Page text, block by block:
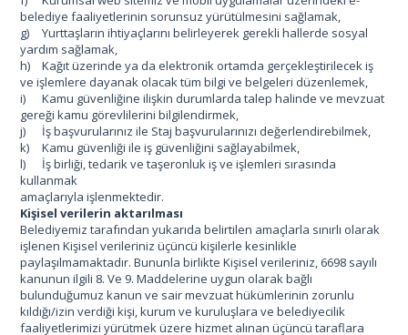
belediye faaliyetlerinin sorunsuz yürütülmesini sağlamak,
g)
Yurttaşların ihtiyaçlarını belirleyerek gerekli hallerde sosyal
yardım sağlamak,
h)
Kağıt üzerinde ya da elektronik ortamda gerçekleştirilecek iş
ve işlemlere dayanak olacak tüm bilgi ve belgeleri düzenlemek,
i)
Kamu güvenliğine ilişkin durumlarda talep halinde ve mevzuat
gereği kamu görevlilerini bilgilendirmek,
j)
İş başvurularınız ile Staj başvurularınızı değerlendirebilmek,
k)
Kamu güvenliği ile iş güvenliğini sağlayabilmek,
l)
İş birliği, tedarik ve taşeronluk iş ve işlemleri sırasında
kullanmak
amaçlarıyla işlenmektedir.
Kişisel verilerin aktarılması
Belediyemiz tarafından yukarıda belirtilen amaçlarla sınırlı olarak
işlenen Kişisel verileriniz üçüncü kişilerle kesinlikle
paylaşılmamaktadır. Bununla birlikte Kişisel verileriniz, 6698 sayılı
kanunun ilgili 8. Ve 9. Maddelerine uygun olarak bağlı
bulunduğumuz kanun ve sair mevzuat hükümlerinin zorunlu
kıldığı/izin verdiği kişi, kurum ve kuruluşlara ve belediyecilik
faaliyetlerimizi yürütmek üzere hizmet alınan üçüncü taraflara